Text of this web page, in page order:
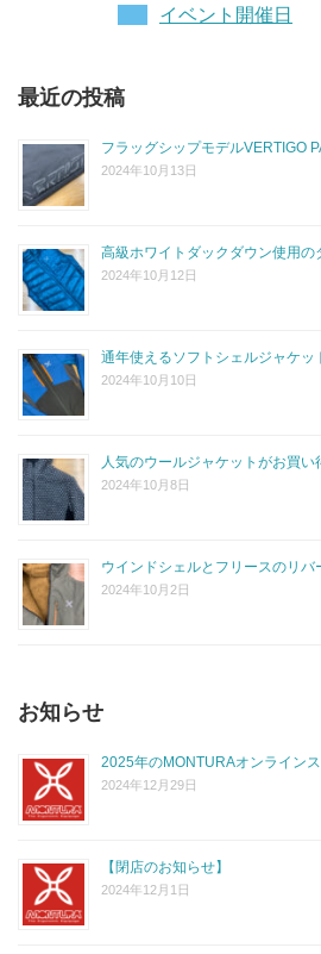
イベント開催日
最近の投稿
フラッグシップモデルVERTIGO
2024年10月13日
高級ホワイトダックダウン使用
2024年10月12日
通年使えるソフトシェルジャケッ
2024年10月10日
人気のウールジャケットがお買い
2024年10月8日
ウインドシェルとフリースのリ
2024年10月2日
お知らせ
2025年のMONTURAオンライン
2024年12月29日
【閉店のお知らせ】
2024年12月1日